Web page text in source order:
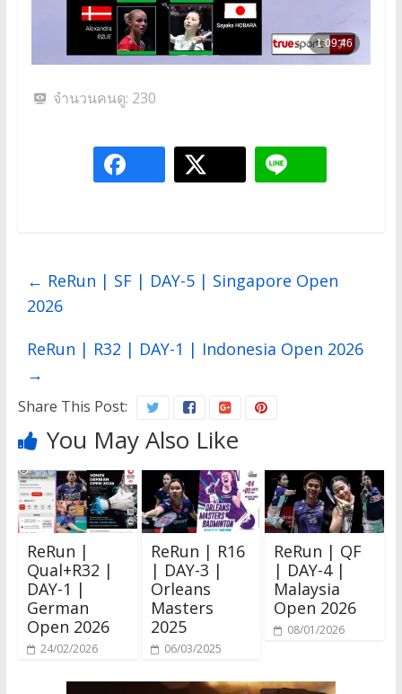
จำนวนคนดู: 230
← ReRun | SF | DAY-5 | Singapore Open
2026
ReRun | R32 | DAY-1 | Indonesia Open 2026
→
Share This Post:
You May Also Like
ReRun |
Qual+R32 |
DAY-1 |
German
Open 2026
24/02/2026
ReRun | R16
| DAY-3 |
Orleans
Masters
2025
06/03/2025
ReRun | QF
| DAY-4 |
Malaysia
Open 2026
08/01/2026